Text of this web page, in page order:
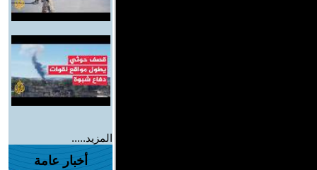
المزيد.....
أخبار عامة